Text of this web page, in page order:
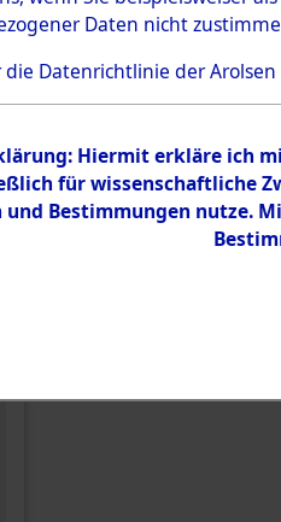
Einen Kommentar
Daten nicht
Datenrichtlinie der Arolsen
Hiermit erkläre ich
für wissenschaftliche
und Bestimmungen nutze.